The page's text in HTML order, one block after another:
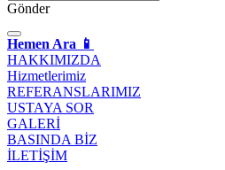
Gönder
Hemen Ara 📱
HAKKIMIZDA
Hizmetlerimiz
REFERANSLARIMIZ
USTAYA SOR
GALERİ
BASINDA BİZ
İLETİŞİM